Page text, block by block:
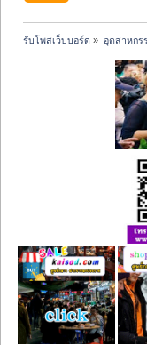
รับโพสเว็บบอร์ด » อุตสาหกร